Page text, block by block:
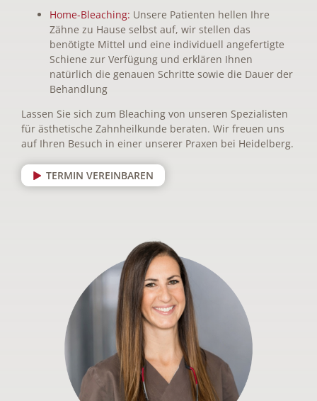
Home-Bleaching: Unsere Patienten hellen Ihre
Zähne zu Hause selbst auf, wir stellen das
benötigte Mittel und eine individuell angefertigte
Schiene zur Verfügung und erklären Ihnen
natürlich die genauen Schritte sowie die Dauer der
Behandlung
Lassen Sie sich zum Bleaching von unseren Spezialisten
für ästhetische Zahnheilkunde beraten. Wir freuen uns
auf Ihren Besuch in einer unserer Praxen bei Heidelberg.
TERMIN VEREINBAREN